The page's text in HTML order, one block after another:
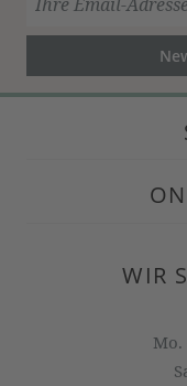
WIR
Mo.